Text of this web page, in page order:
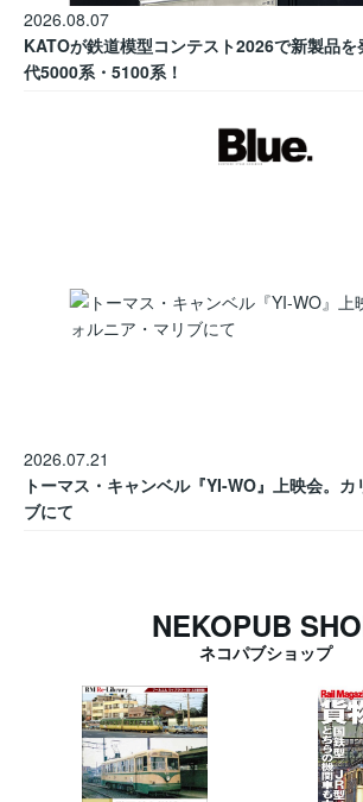
2026.08.07
KATOが鉄道模型コンテスト2026で新製品
代5000系・5100系！
2026.07.21
トーマス・キャンベル『YI-WO』上映会。カ
ブにて
NEKOPUB
ネコパブショップ